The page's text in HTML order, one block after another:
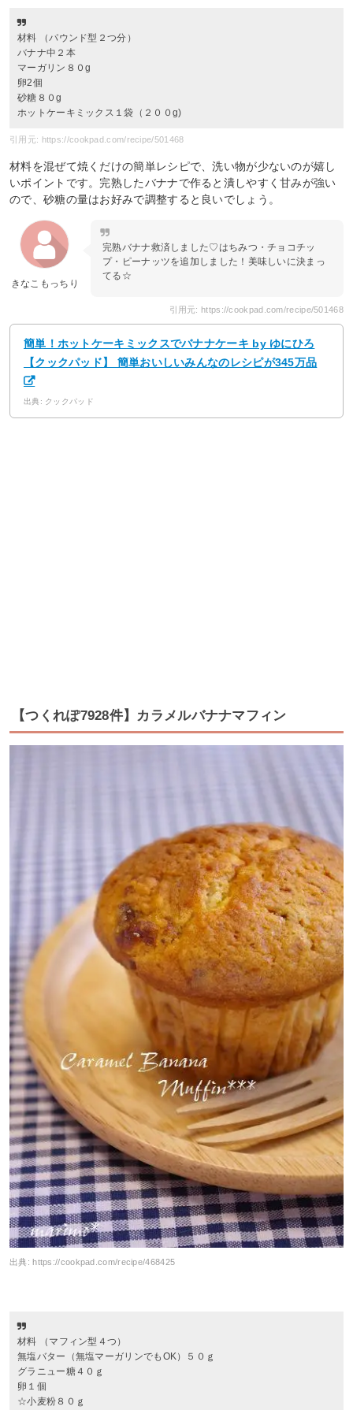
材料 （パウンド型２つ分）
バナナ中２本
マーガリン８０g
卵2個
砂糖８０g
ホットケーキミックス１袋（２００g)
引用元: https://cookpad.com/recipe/501468
材料を混ぜて焼くだけの簡単レシピで、洗い物が少ないのが嬉し
いポイントです。完熟したバナナで作ると潰しやすく甘みが強い
ので、砂糖の量はお好みで調整すると良いでしょう。
きなこもっちり
完熟バナナ救済しました♡はちみつ・チョコチッ
プ・ピーナッツを追加しました！美味しいに決まっ
てる☆
引用元: https://cookpad.com/recipe/501468
簡単！ホットケーキミックスでバナナケーキ by ゆにひろ
【クックパッド】 簡単おいしいみんなのレシピが345万品
出典: クックパッド
【つくれぽ7928件】カラメルバナナマフィン
出典:https://cookpad.com/recipe/468425
材料 （マフィン型４つ）
無塩バター（無塩マーガリンでもOK）５０ｇ
グラニュー糖４０ｇ
卵１個
☆小麦粉８０ｇ